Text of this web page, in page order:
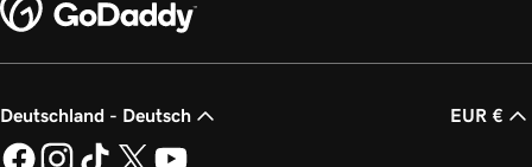
Deutschland - Deutsch EUR €